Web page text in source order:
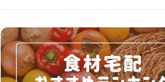
して、正しい食べ方を確
う。大人の嗜みとして知
い新常識を解説します。